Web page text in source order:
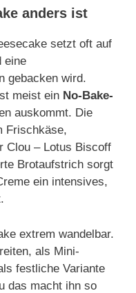
anders ist
setzt oft auf
eine
gebacken wird.
meist ein No-Bake-
auskommt. Die
Frischkäse,
Clou – Lotus Biscoff
Brotaufstrich sorgt
ein intensives,
extrem wandelbar.
als Mini-
festliche Variante
das macht ihn so